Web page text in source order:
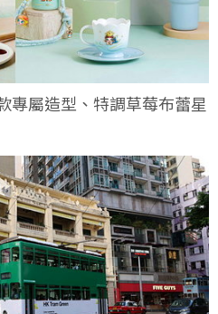
專屬造型、特調草莓布蕾星